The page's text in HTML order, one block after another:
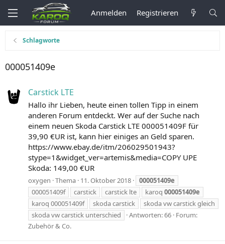
Anmelden Registrieren
Schlagworte
000051409e
Carstick LTE
Hallo ihr Lieben, heute einen tollen Tipp in einem
anderen Forum entdeckt. Wer auf der Suche nach
einem neuen Skoda Carstick LTE 000051409F für
39,90 €UR ist, kann hier einiges an Geld sparen.
https://www.ebay.de/itm/206029501943?
stype=1&widget_ver=artemis&media=COPY UPE
Skoda: 149,00 €UR
oxygen Thema 11. Oktober 2018
000051409e
000051409f
carstick carstick lte karoq 000051409e
karoq 000051409f
skoda carstick
skoda vw carstick gleich
skoda vw carstick unterschied
Antworten: 66 Forum:
Zubehör & Co.